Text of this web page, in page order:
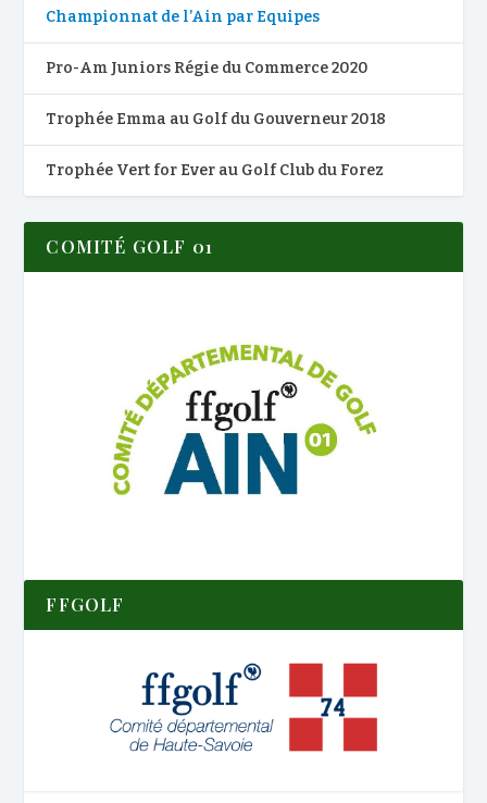
Championnat de l’Ain par Equipes
Pro-Am Juniors Régie du Commerce 2020
Trophée Emma au Golf du Gouverneur 2018
Trophée Vert for Ever au Golf Club du Forez
COMITÉ GOLF 01
FFGOLF